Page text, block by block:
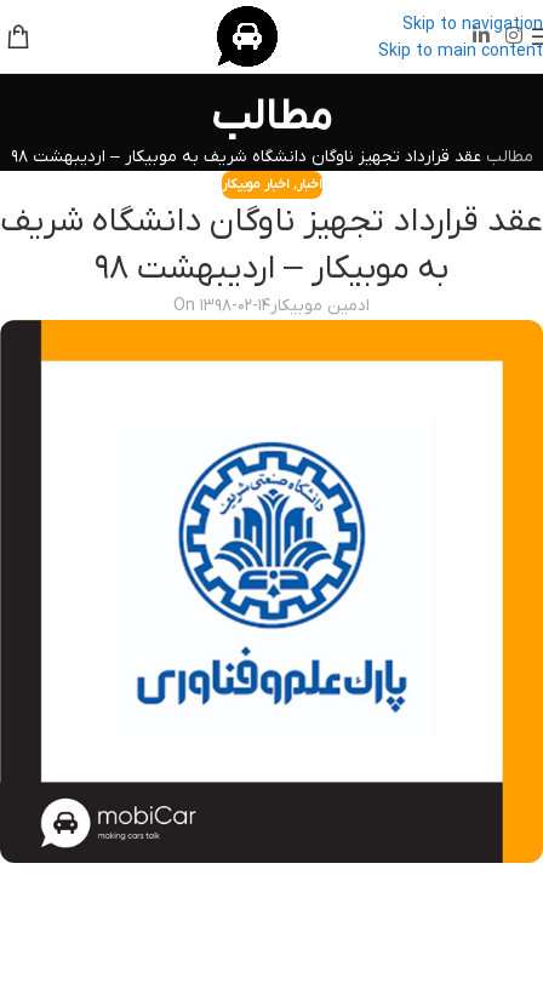
Skip to navigation
Skip to main content
مطالب
مطالب عقد قرارداد تجهیز ناوگان دانشگاه شریف به موبیکار – اردیبهشت ۹۸
اخبار,اخبار موبیکار
عقد قرارداد تجهیز ناوگان دانشگاه شریف
به موبیکار – اردیبهشت ۹۸
ادمین موبیکارOn ۱۳۹۸-۰۲-۱۴